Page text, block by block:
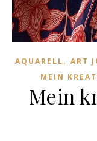
AQUARELL, ART
MEIN
Mein